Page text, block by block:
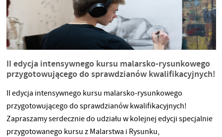
II edycja intensywnego kursu malarsko-rysunkowego
przygotowującego do sprawdzianów kwalifikacyjnych!
II edycja intensywnego kursu malarsko-rysunkowego
przygotowującego do sprawdzianów kwalifikacyjnych!
Zapraszamy serdecznie do udziału w kolejnej edycji specjalnie
przygotowanego kursu z Malarstwa i Rysunku,